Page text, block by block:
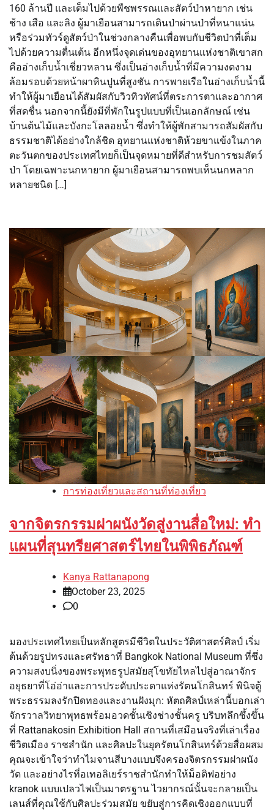
160 ล้านปี และเต็มไปด้วยพืชพรรณและสัตว์ป่าหายาก เช่น
ช้าง เสือ และลิง ผู้มาเยือนสามารถเดินป่าผ่านป่าที่หนาแน่น
หรือร่วมทัวร์ดูสัตว์ป่าในช่วงกลางคืนเพื่อพบกับชีวิตป่าที่เต็ม
ไปด้วยความตื่นเต้น อีกหนึ่งจุดเด่นของอุทยานแห่งชาติเขาสก
คืออ่างเก็บน้ำเชี่ยวหลาน ซึ่งเป็นอ่างเก็บน้ำที่มีความงดงาม
ล้อมรอบด้วยหน้าผาหินปูนที่สูงชัน การพายเรือในอ่างเก็บน้ำนี้
ทำให้ผู้มาเยือนได้สัมผัสกับวิวทิวทัศน์ที่ตระการตาและอากาศ
ที่สดชื่น นอกจากนี้ยังมีที่พักในรูปแบบที่เป็นเอกลักษณ์ เช่น
บ้านต้นไม้และบังกะโลลอยน้ำ ซึ่งทำให้ผู้พักสามารถสัมผัสกับ
ธรรมชาติได้อย่างใกล้ชิด อุทยานแห่งชาติห้วยขาแข้งในภาค
ตะวันตกของประเทศไทยก็เป็นจุดหมายที่ดีสำหรับการชมสัตว์
ป่า โดยเฉพาะนกหายาก ผู้มาเยือนสามารถพบเห็นนกหลาก
หลายชนิด […]
การท่องเที่ยวและสถานที่ท่องเที่ยว
จากจิตรกรรมฝาผนังวัดสู่งานสื่อใหม่: ทำ
แผนที่สุนทรียศาสตร์ไทยในพิพิธภัณฑ์
Kanya Rattanapong
October 23, 2025
0
มองประเทศไทยเป็นหลักสูตรมีชีวิตในประวัติศาสตร์ศิลป์ เริ่ม
ต้นด้วยรูปทรงและศรัทธาที่ Bangkok National Museum ที่ซึ่ง
ความสงบนิ่งของพระพุทธรูปสมัยสุโขทัยไหลไปสู่อาณาจักร
อยุธยาที่โอ่อ่าและการประดับประดาแห่งรัตนโกสินทร์ พินิจตู้
พระธรรมลงรักปิดทองและงานฝังมุก: หัตถศิลป์เหล่านี้บอกเล่า
จักรวาลวิทยาพุทธพร้อมอวดชั้นเชิงช่างชั้นครู บริบทลึกซึ้งขึ้น
ที่ Rattanakosin Exhibition Hall สถานที่เสมือนจริงที่เล่าเรื่อง
ชีวิตเมือง ราชสำนัก และศิลปะในยุครัตนโกสินทร์ด้วยสื่อผสม
คุณจะเข้าใจว่าทำไมจานสีบางแบบจึงครองจิตรกรรมฝาผนัง
วัด และอย่างไรที่อเทอลิเยร์ราชสำนักทำให้ม็อติฟอย่าง
kranok แบบเปลวไฟเป็นมาตรฐาน ไวยากรณ์นั้นจะกลายเป็น
เลนส์ที่คุณใช้กับศิลปะร่วมสมัย ขยับสู่การคิดเชิงออกแบบที่